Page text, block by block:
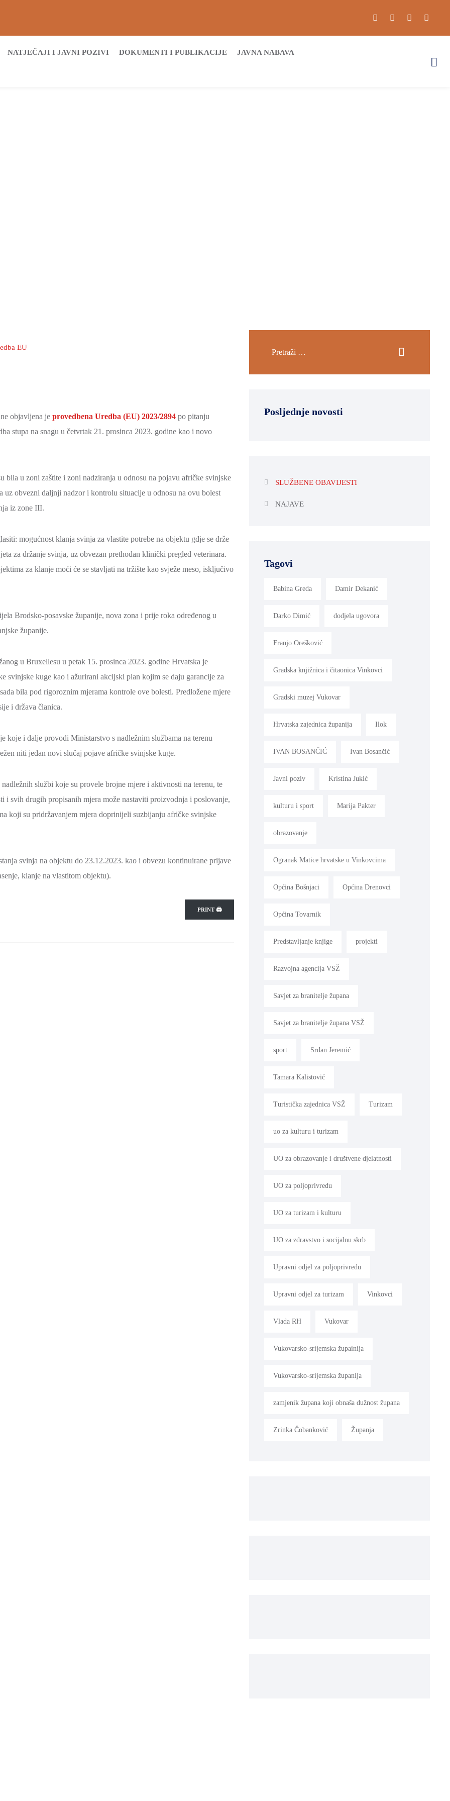
NATJEČAJI I JAVNI POZIVI DOKUMENTI I PUBLIKACIJE JAVNA NABAVA
EU
objavljena je provedbena Uredba (EU) 2023/2894 po pitanju
stupa na snagu u četvrtak 21. prosinca 2023. godine kao i novo
u zoni zaštite i zoni nadziranja u odnosu na pojavu afričke svinjske
obvezni daljnji nadzor i kontrolu situacije u odnosu na ovu bolest
iz zone III.
mogućnost klanja svinja za vlastite potrebe na objektu gdje se drže
za držanje svinja, uz obvezan prethodan klinički pregled veterinara.
za klanje moći će se stavljati na tržište kao svježe meso, isključivo
Brodsko-posavske županije, nova zona i prije roka određenog u
županije.
u Bruxellesu u petak 15. prosinca 2023. godine Hrvatska je
svinjske kuge kao i ažurirani akcijski plan kojim se daju garancije za
bila pod rigoroznim mjerama kontrole ove bolesti. Predložene mjere
i država članica.
koje i dalje provodi Ministarstvo s nadležnim službama na terenu
niti jedan novi slučaj pojave afričke svinjske kuge.
službi koje su provele brojne mjere i aktivnosti na terenu, te
i svih drugih propisanih mjera može nastaviti proizvodnja i poslovanje,
koji su pridržavanjem mjera doprinijeli suzbijanju afričke svinjske
svinja na objektu do 23.12.2023. kao i obvezu kontinuirane prijave
klanje na vlastitom objektu).
PRINT 🖨
Posljednje novosti
SLUŽBENE OBAVIJESTI
NAJAVE
Tagovi
Babina Greda Damir Dekanić
Darko Dimić dodjela ugovora
Franjo Orešković
Gradska knjižnica i čitaonica Vinkovci
Gradski muzej Vukovar
Hrvatska zajednica županija Ilok
IVAN BOSANČIĆ Ivan Bosančić
Javni poziv Kristina Jukić
kulturu i sport Marija Pakter
obrazovanje
Ogranak Matice hrvatske u Vinkovcima
Općina Bošnjaci Općina Drenovci
Općina Tovarnik
Predstavljanje knjige projekti
Razvojna agencija VSŽ
Savjet za branitelje župana
Savjet za branitelje župana VSŽ
sport Srđan Jeremić
Tamara Kalistović
Turistička zajednica VSŽ Turizam
uo za kulturu i turizam
UO za obrazovanje i društvene djelatnosti
UO za poljoprivredu
UO za turizam i kulturu
UO za zdravstvo i socijalnu skrb
Upravni odjel za poljoprivredu
Upravni odjel za turizam Vinkovci
Vlada RH Vukovar
Vukovarsko-srijemska župainija
Vukovarsko-srijemska županija
zamjenik župana koji obnaša dužnost župana
Zrinka Čobanković Županja